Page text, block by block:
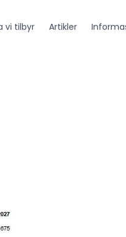
vi tilbyr Artikler